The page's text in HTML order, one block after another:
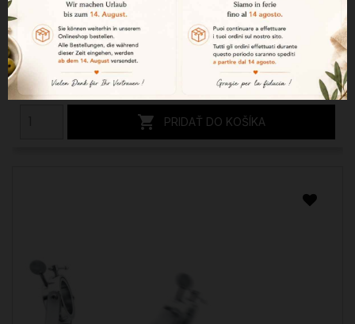
Skladací otočný drevený stojan na šunku
69,82 €
 PRIDAŤ DO KOŠÍKA